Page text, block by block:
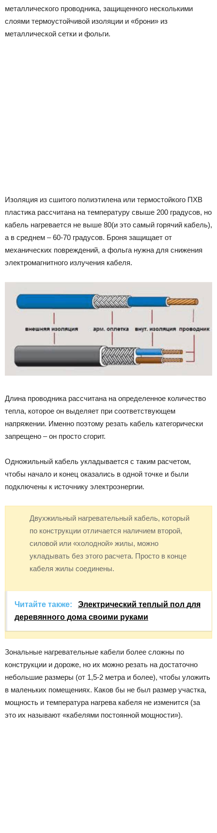
металлического проводника, защищенного несколькими
слоями термоустойчивой изоляции и «брони» из
металлической сетки и фольги.
Изоляция из сшитого полиэтилена или термостойкого ПХВ
пластика рассчитана на температуру свыше 200 градусов, но
кабель нагревается не выше 80(и это самый горячий кабель),
а в среднем – 60-70 градусов. Броня защищает от
механических повреждений, а фольга нужна для снижения
электромагнитного излучения кабеля.
Длина проводника рассчитана на определенное количество
тепла, которое он выделяет при соответствующем
напряжении. Именно поэтому резать кабель категорически
запрещено – он просто сгорит.
Одножильный кабель укладывается с таким расчетом,
чтобы начало и конец оказались в одной точке и были
подключены к источнику электроэнергии.
Двухжильный нагревательный кабель, который
по конструкции отличается наличием второй,
силовой или «холодной» жилы, можно
укладывать без этого расчета. Просто в конце
кабеля жилы соединены.
Читайте также:
Электрический теплый пол для
деревянного дома своими руками
Зональные нагревательные кабели более сложны по
конструкции и дороже, но их можно резать на достаточно
небольшие размеры (от 1,5-2 метра и более), чтобы уложить
в маленьких помещениях. Каков бы не был размер участка,
мощность и температура нагрева кабеля не изменится (за
это их называют «кабелями постоянной мощности»).